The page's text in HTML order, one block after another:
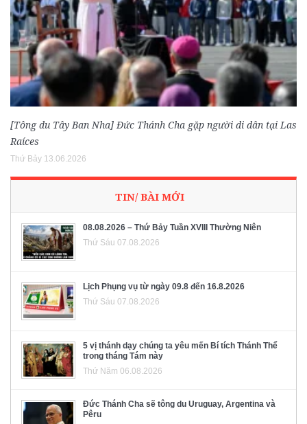
[Tông du Tây Ban Nha] Đức Thánh Cha gặp người di dân tại Las
Raíces
Thứ Bảy 13.06.2026
TIN/ BÀI MỚI
08.08.2026 – Thứ Bảy Tuần XVIII Thường Niên
Thứ Sáu 07.08.2026
Lịch Phụng vụ từ ngày 09.8 đến 16.8.2026
Thứ Sáu 07.08.2026
5 vị thánh dạy chúng ta yêu mến Bí tích Thánh Thể
trong tháng Tám này
Thứ Năm 06.08.2026
Đức Thánh Cha sẽ tông du Uruguay, Argentina và
Pêru